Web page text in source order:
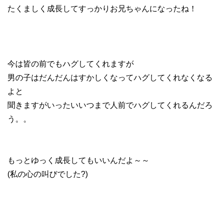
たくましく成長してすっかりお兄ちゃんになったね！
今は皆の前でもハグしてくれますが
男の子はだんだんはすかしくなってハグしてくれなくなる
よと
聞きますがいったいいつまで人前でハグしてくれるんだろ
う。。
もっとゆっく成長してもいいんだよ～～
(私の心の叫びでした?)